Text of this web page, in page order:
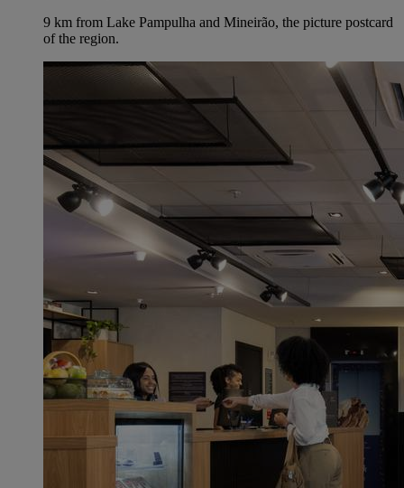
9 km from Lake Pampulha and Mineirão, the picture postcard
of the region.